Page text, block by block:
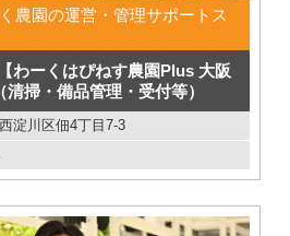
農園の運営・管理サポートス
わーくはぴねす農園Plus 大阪
掃・備品管理・受付等）
淀川区佃4丁目7-3